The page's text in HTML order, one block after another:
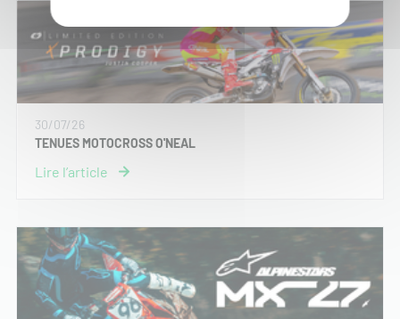
30/07/26
TENUES MOTOCROSS O'NEAL